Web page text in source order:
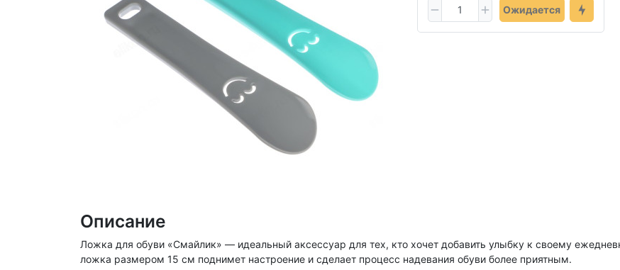
Ожидается
Описание
Ложка для обуви «Смайлик» — идеальный аксессуар для тех, кто хочет добавить улыбку к своему
ложка размером 15 см поднимет настроение и сделает процесс надевания обуви более приятным.